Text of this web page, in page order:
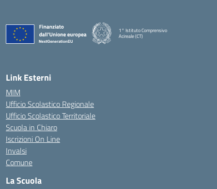
1° Istituto Comprensivo
Acireale (CT)
Link Esterni
MIM
Ufficio Scolastico Regionale
Ufficio Scolastico Territoriale
Scuola in Chiaro
Iscrizioni On Line
Invalsi
Comune
La Scuola